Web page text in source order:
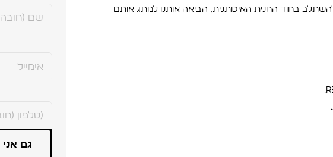
להשתלב בחוד החנית האיכותנית, הביאה אותנו למתג אותם